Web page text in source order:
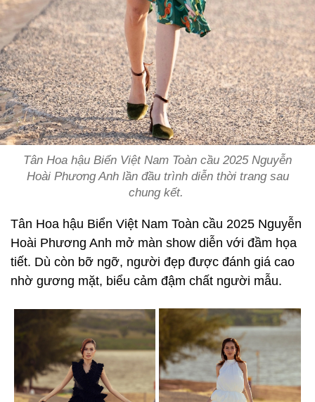
Tân Hoa hậu Biển Việt Nam Toàn cầu 2025 Nguyễn
Hoài Phương Anh lần đầu trình diễn thời trang sau
chung kết.
Tân Hoa hậu Biển Việt Nam Toàn cầu 2025 Nguyễn
Hoài Phương Anh mở màn show diễn với đầm họa
tiết. Dù còn bỡ ngỡ, người đẹp được đánh giá cao
nhờ gương mặt, biểu cảm đậm chất người mẫu.